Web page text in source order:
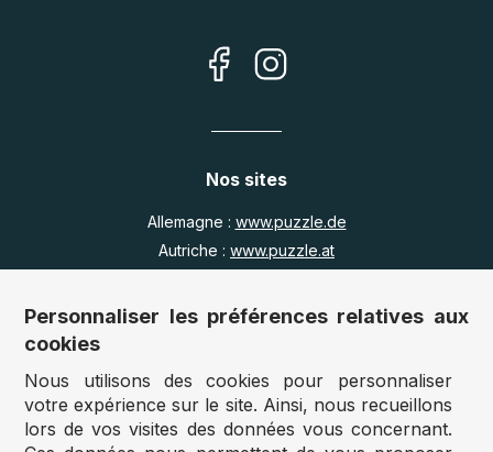
Nos sites
Allemagne : www.puzzle.de
Autriche : www.puzzle.at
Royaume Uni :
www.jigsawpuzzle.co.uk
Accès revendeurs / détaillants
Vous avez un magasin ?
Personnaliser les préférences relatives aux
cookies
Nous utilisons des cookies pour personnaliser
votre expérience sur le site. Ainsi, nous recueillons
lors de vos visites des données vous concernant.